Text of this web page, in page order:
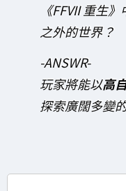
《FFVII 重生
之外的世界？
-ANSWR-
玩家將能以高
探索廣闊多變